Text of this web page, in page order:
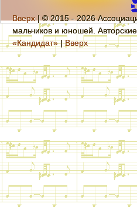
Вверх| © 2015 - 2026
мальчиков и юношей.
«Кандидат»|Вверх